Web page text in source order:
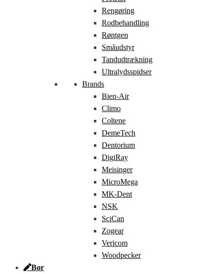
Rengøring
Rodbehandling
Røntgen
Småudstyr
Tandudtrækning
Ultralydsspidser
Brands
Bien-Air
Climo
Coltene
DemeTech
Dentorium
DigiRay
Meisinger
MicroMega
MK-Dent
NSK
SciCan
Zogear
Vericom
Woodpecker
Bor